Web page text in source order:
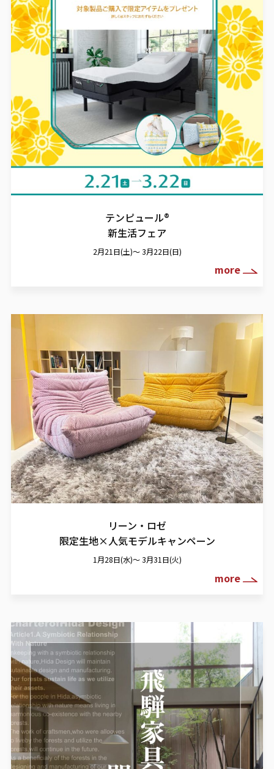
テンピュール®
新生活フェア
2月21日(土)～ 3月22日(日)
more
リーン・ロゼ
限定生地×人気モデルキャンペーン
1月28日(水)～ 3月31日(火)
more